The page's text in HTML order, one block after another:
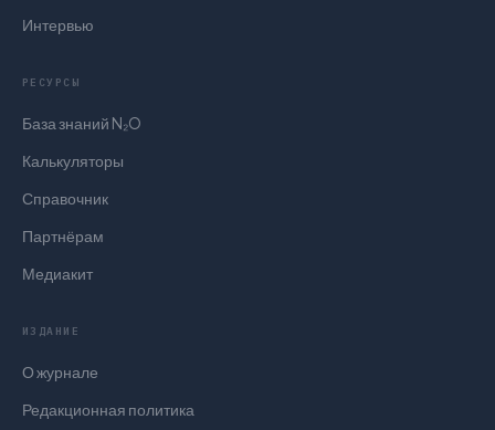
Интервью
РЕСУРСЫ
База знаний N₂O
Калькуляторы
Справочник
Партнёрам
Медиакит
ИЗДАНИЕ
О журнале
Редакционная политика